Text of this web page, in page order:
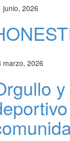
junio, 2026
marzo, 2026